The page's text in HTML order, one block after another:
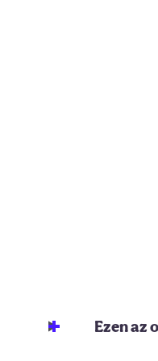
Ezen az